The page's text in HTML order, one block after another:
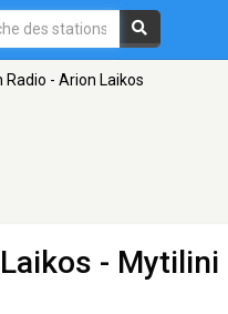
Radio - Arion Laikos
- Mytilini